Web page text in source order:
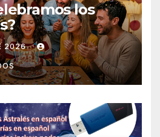
los
2026